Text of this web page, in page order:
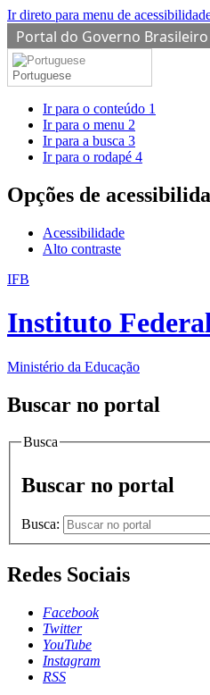
Ir direto para menu de
Portal do Governo Brasileiro
Portuguese
Ir para o conteúdo 1
Ir para o menu 2
Ir para a busca 3
Ir para o rodapé 4
Opções de
Acessibilidade
Alto contraste
IFB
Instituto
Ministério da Educação
Buscar no portal
Busca
Buscar no portal
Busca:
Redes Sociais
Facebook
Twitter
YouTube
Instagram
RSS